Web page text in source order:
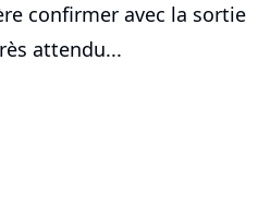
confirmer avec la sortie
attendu...